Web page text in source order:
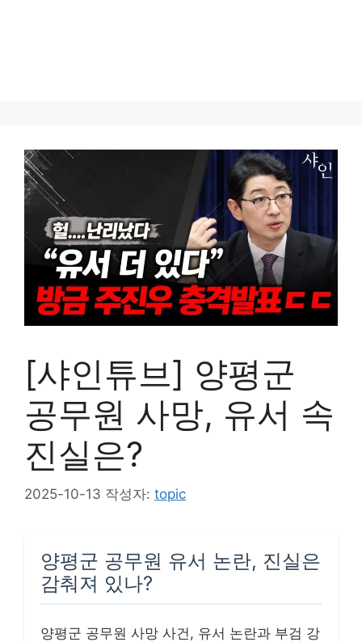
[샤인튜브] 양평군
공무원 사망, 유서 속
진실은?
2025-10-13 작성자: topic
양평군 공무원 유서 논란, 진실은
감춰져 있나?
양평군 공무원 사망 사건, 유서 논란과 부검 강